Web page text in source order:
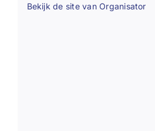
Bekijk de site van Organisator